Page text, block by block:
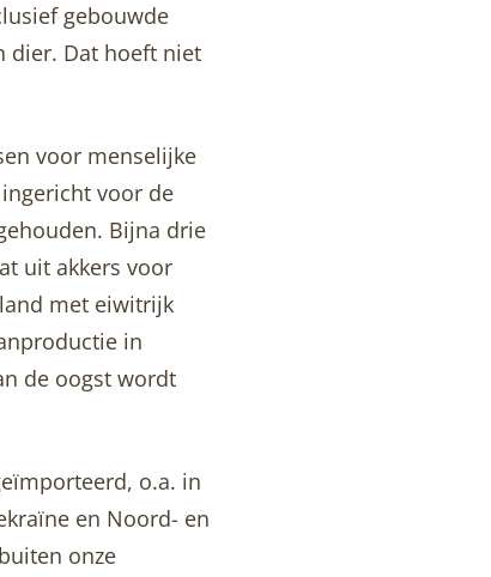
gebouwde
dier. Dat hoeft niet
voor menselijke
voor de
Bijna drie
uit akkers voor
met eiwitrijk
in
de oogst wordt
o.a. in
en Noord- en
onze